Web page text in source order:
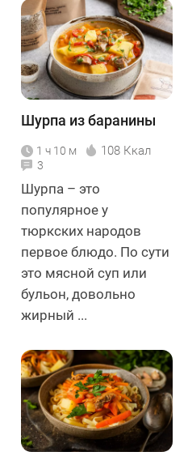
Шурпа из баранины
1 ч 10 м 108 Ккал
3
Шурпа – это
популярное у
тюркских народов
первое блюдо. По сути
это мясной суп или
бульон, довольно
жирный ...